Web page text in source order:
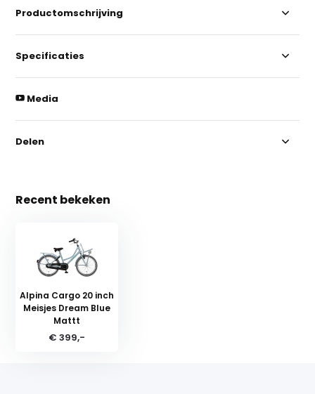
Productomschrijving
Specificaties
Media
Delen
Recent bekeken
Alpina Cargo 20 inch
Meisjes Dream Blue
Mattt
€ 399,-